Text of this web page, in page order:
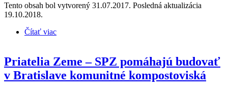
Tento obsah bol vytvorený 31.07.2017. Posledná aktualizácia
19.10.2018.
Čítať viac
Priatelia Zeme – SPZ pomáhajú budovať
v Bratislave komunitné kompostoviská